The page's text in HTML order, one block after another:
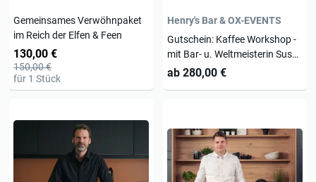
Gemeinsames Verwöhnpaket
im Reich der Elfen & Feen
130,00 €
150,00 €
für 1 Stück
Henry's Bar & OX-EVENTS
Gutschein: Kaffee Workshop -
mit Bar- u. Weltmeisterin Susen
Olejniczak
ab 280,00 €